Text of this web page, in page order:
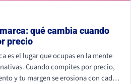
qué cambia cuando
precio
es el lugar que ocupas en la mente
Cuando compites por precio,
y tu margen se erosiona con cada